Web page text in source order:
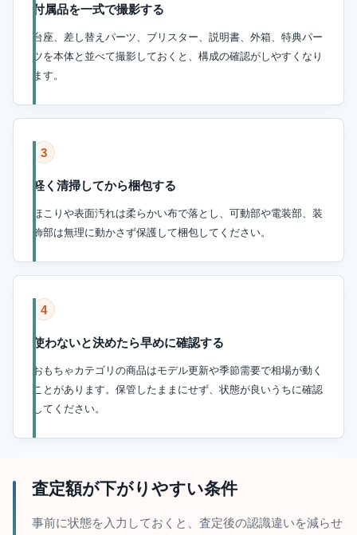
付属品を一式で撮影する
台座、差し替えパーツ、ブリスター、説明書、外箱、特典パー
ツを本体と並べて撮影しておくと、構成の確認がしやすくなり
ます。
3
軽く清掃してから梱包する
ほこりや表面汚れは柔らかい布で落とし、可動部や電装部、装
飾部は無理に動かさず保護して梱包してください。
4
使わないと決めたら早めに確認する
おもちゃカテゴリの商品はモデル更新や季節需要で相場が動く
ことがあります。保管したままにせず、状態が良いうちに確認
してください。
査定額が下がりやすい条件
事前に状態を入力しておくと、査定後の認識違いを減らせ